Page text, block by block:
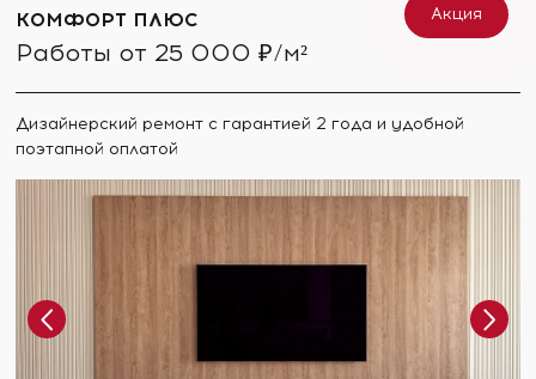
КОМФОРТ ПЛЮС
Работы от 25 000 ₽/м²
Дизайнерский ремонт с гарантией 2 года и удобной
поэтапной оплатой
Акция